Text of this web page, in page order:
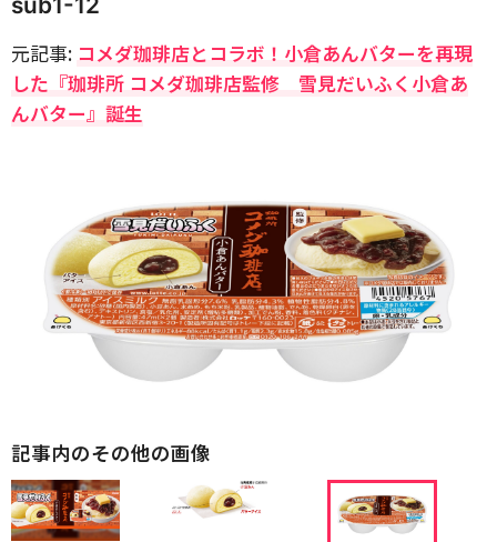
元記事: コメダ珈琲店とコラボ！小倉あんバターを再現
した『珈琲所 コメダ珈琲店監修 雪見だいふく小倉あ
んバター』誕生
記事内のその他の画像